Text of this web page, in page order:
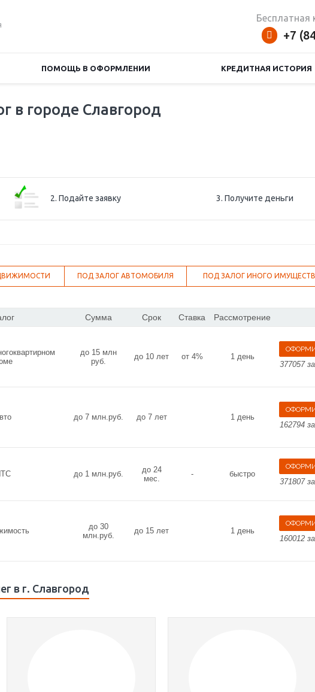
Бесплатная
+7
ПОМОЩЬ В ОФОРМЛЕНИИ КРЕДИТНАЯ ИСТОРИЯ
в городе Славгород
2. Подайте заявку 3. Получите деньги
ПОД ЗАЛОГ АВТОМОБИЛЯ ПОД ЗАЛОГ ИНОГО
Сумма Срок Ставка Рассмотрение
до 15 млн
руб.
до 10 лет от 4%
1 день
377057
до 7 млн.руб. до 7 лет
1 день
162794
до 1 млн.руб.
до 24
мес.
-
быстро
371807
до 30
млн.руб.
до 15 лет
1 день
160012
в г. Славгород